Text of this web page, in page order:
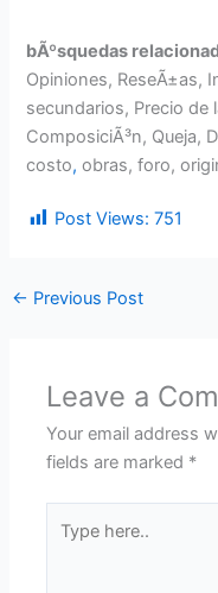
bÃºsquedas
Opiniones, ReseÃ±as,
secundarios, Precio de
ComposiciÃ³n, Queja,
costo, obras, foro,
Post Views: 751
← Previous Post
Leave a
Your email address
fields are marked *
here..